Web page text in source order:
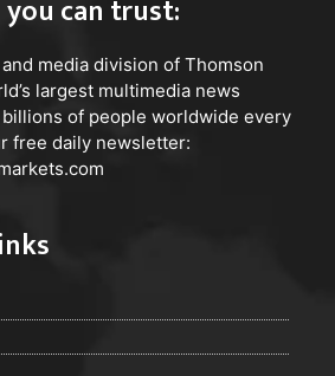
can trust:
media division of Thomson
largest multimedia news
of people worldwide every
free daily newsletter: